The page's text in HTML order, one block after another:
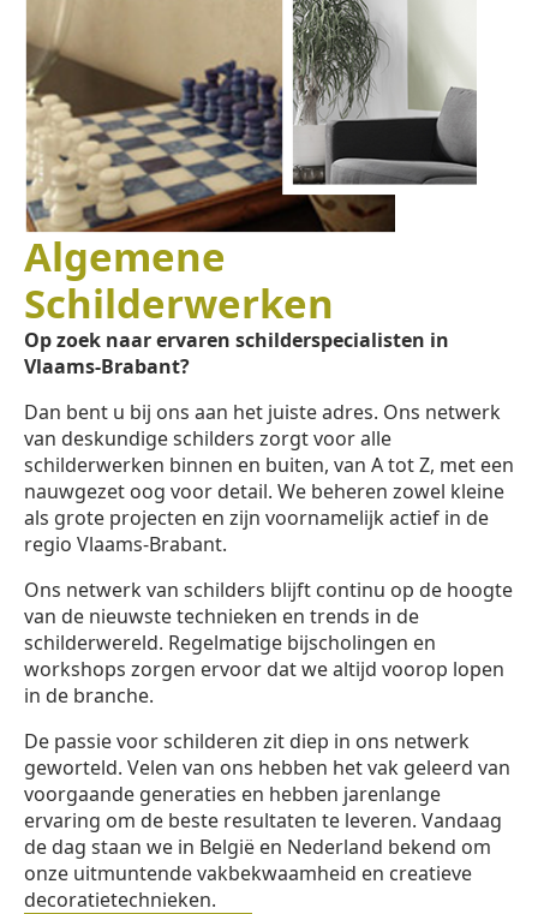
Algemene
Schilderwerken
Op zoek naar ervaren schilderspecialisten in
Vlaams-Brabant?
Dan bent u bij ons aan het juiste adres. Ons netwerk
van deskundige schilders zorgt voor alle
schilderwerken binnen en buiten, van A tot Z, met een
nauwgezet oog voor detail. We beheren zowel kleine
als grote projecten en zijn voornamelijk actief in de
regio Vlaams-Brabant.
Ons netwerk van schilders blijft continu op de hoogte
van de nieuwste technieken en trends in de
schilderwereld. Regelmatige bijscholingen en
workshops zorgen ervoor dat we altijd voorop lopen
in de branche.
De passie voor schilderen zit diep in ons netwerk
geworteld. Velen van ons hebben het vak geleerd van
voorgaande generaties en hebben jarenlange
ervaring om de beste resultaten te leveren. Vandaag
de dag staan we in België en Nederland bekend om
onze uitmuntende vakbekwaamheid en creatieve
decoratietechnieken.